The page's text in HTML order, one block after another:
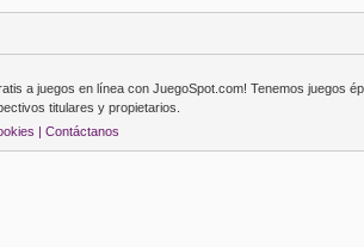
a juegos en línea con JuegoSpot.com! Tenemos juegos
titulares y propietarios.
| Contáctanos